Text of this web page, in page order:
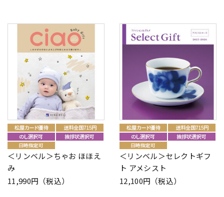
＜リンベル＞ちゃお ほほえ
み
11,990円（税込）
＜リンベル＞セレクトギフ
ト アメシスト
12,100円（税込）